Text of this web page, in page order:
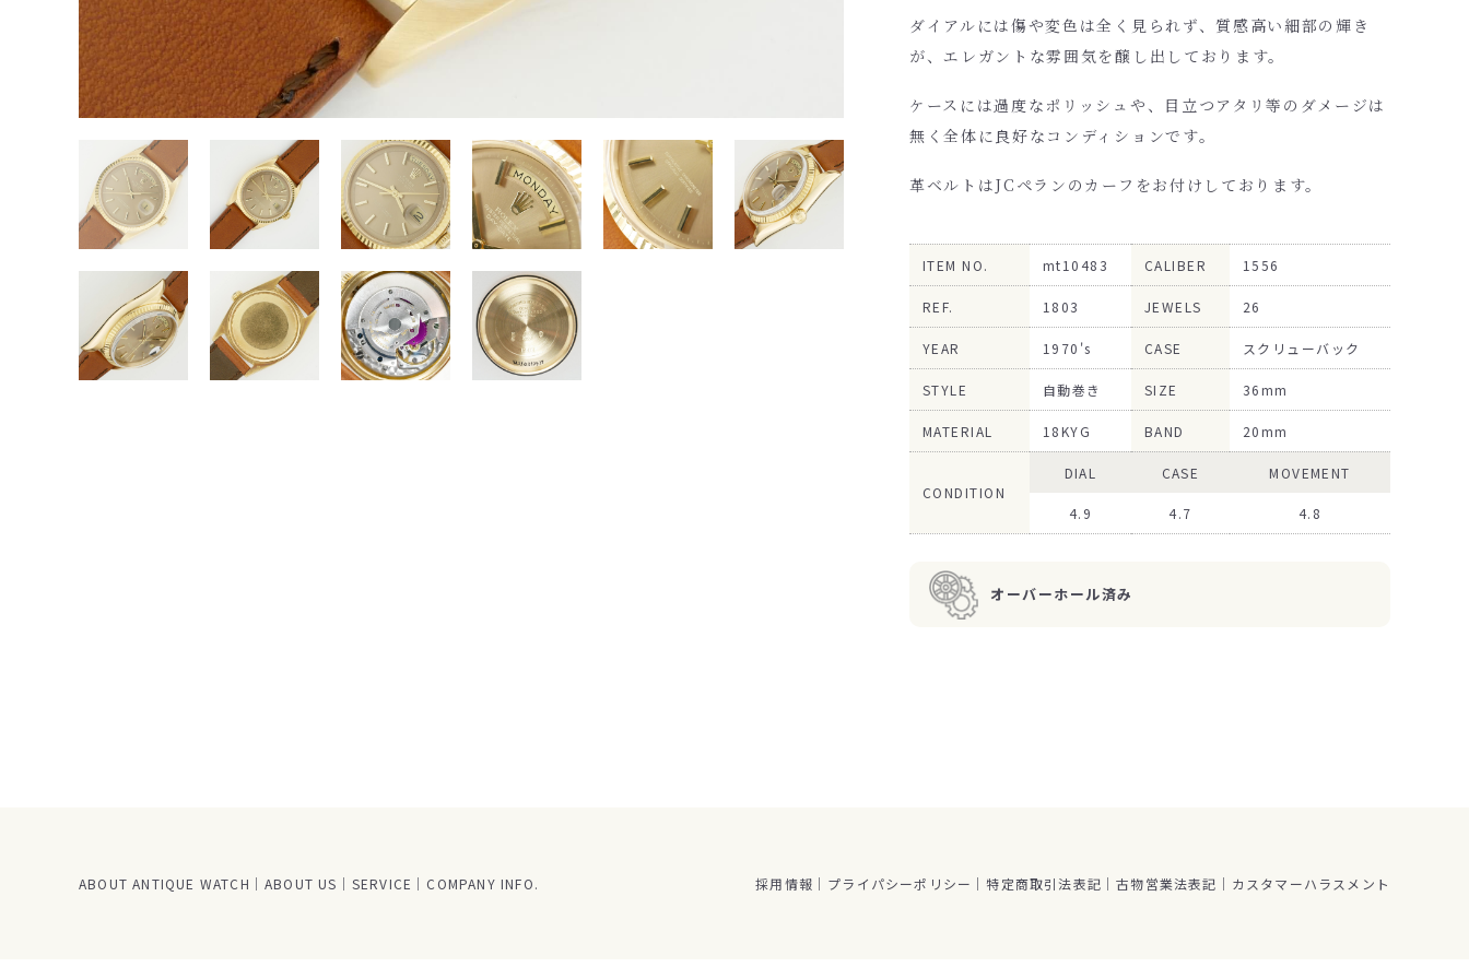
ダイアルには傷や変色は全く見られず、質感高い細部の輝き
が、エレガントな雰囲気を醸し出しております。
ケースには過度なポリッシュや、目立つアタリ等のダメージは
無く全体に良好なコンディションです。
革ベルトはJCペランのカーフをお付けしております。
ITEM NO. mt10483 CALIBER 1556
REF. 1803 JEWELS 26
YEAR 1970's CASE スクリューバック
STYLE 自動巻き SIZE 36mm
MATERIAL 18KYG BAND 20mm
CONDITION
DIAL CASE MOVEMENT
4.9 4.7 4.8
オーバーホール済み
ABOUT ANTIQUE WATCH ABOUT US SERVICE COMPANY INFO. 採用情報 プライパシーポリシー 特定商取引法表記 古物営業法表記 カスタマーハラスメント